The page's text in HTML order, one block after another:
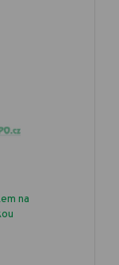
na